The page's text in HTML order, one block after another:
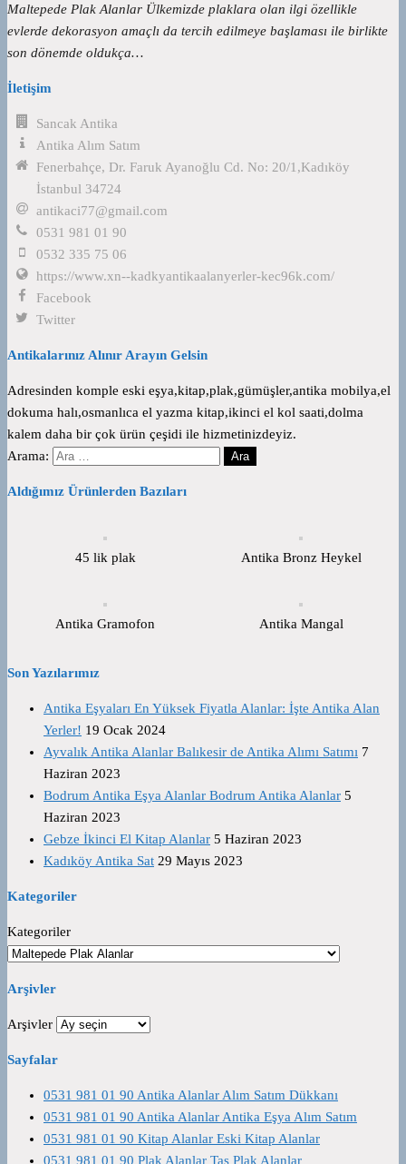
Maltepede Plak Alanlar Ülkemizde plaklara olan ilgi özellikle
evlerde dekorasyon amaçlı da tercih edilmeye başlaması ile birlikte
son dönemde oldukça…
İletişim
Sancak Antika
Antika Alım Satım
Fenerbahçe, Dr. Faruk Ayanoğlu Cd. No: 20/1,Kadıköy
İstanbul 34724
antikaci77@gmail.com
0531 981 01 90
0532 335 75 06
https://www.xn--kadkyantikaalanyerler-kec96k.com/
Facebook
Twitter
Antikalarınız Alınır Arayın Gelsin
Adresinden komple eski eşya,kitap,plak,gümüşler,antika mobilya,el
dokuma halı,osmanlıca el yazma kitap,ikinci el kol saati,dolma
kalem daha bir çok ürün çeşidi ile hizmetinizdeyiz.
Arama:
Aldığımız Ürünlerden Bazıları
45 lik plak Antika Bronz Heykel
Antika Gramofon Antika Mangal
Son Yazılarımız
Antika Eşyaları En Yüksek Fiyatla Alanlar: İşte Antika Alan
Yerler! 19 Ocak 2024
Ayvalık Antika Alanlar Balıkesir de Antika Alımı Satımı 7
Haziran 2023
Bodrum Antika Eşya Alanlar Bodrum Antika Alanlar 5
Haziran 2023
Gebze İkinci El Kitap Alanlar 5 Haziran 2023
Kadıköy Antika Sat 29 Mayıs 2023
Kategoriler
Kategoriler
Arşivler
Arşivler
Sayfalar
0531 981 01 90 Antika Alanlar Alım Satım Dükkanı
0531 981 01 90 Antika Alanlar Antika Eşya Alım Satım
0531 981 01 90 Kitap Alanlar Eski Kitap Alanlar
0531 981 01 90 Plak Alanlar Taş Plak Alanlar